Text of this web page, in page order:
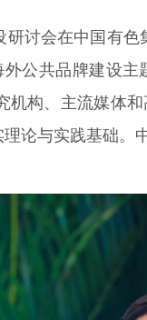
讨会在中国有
公共品牌建设
构、主流媒体
论与实践基础